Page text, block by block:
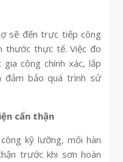
sẽ đến trực tiếp công
thước thực tế. Việc đo
công chính xác, lắp
đảm bảo quá trình sử
cẩn thận
kỹ lưỡng, mối hàn
trước khi sơn hoàn